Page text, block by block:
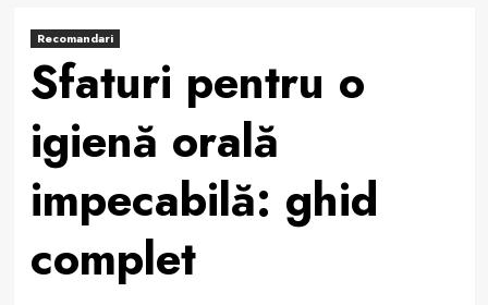
Recomandari
Sfaturi pentru o
igienă orală
impecabilă: ghid
complet